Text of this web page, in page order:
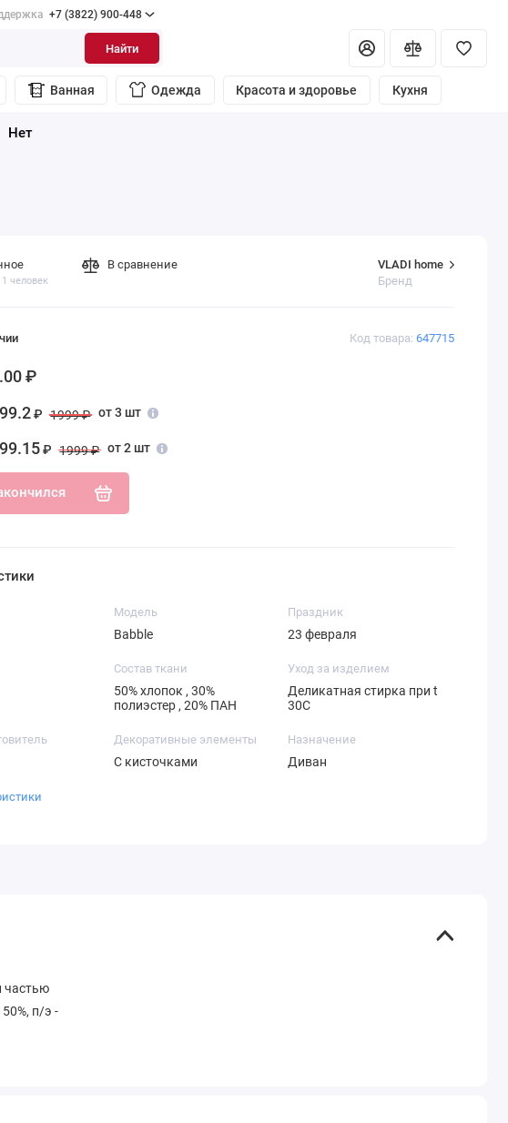
+7 (3822) 900-448
Найти
Ванная Одежда Красота и здоровье Кухня
Код товара: 647715
VLADI home
Бренд
.00 ₽
₽ 1999 ₽ от 3 шт
₽ 1999 ₽ от 2 шт
человек
В сравнение
Модель
Babble
Праздник
23 февраля
Состав ткани
50% хлопок , 30%
полиэстер , 20% ПАН
Уход за изделием
Деликатная стирка при t
30С
Декоративные элементы
С кисточками
Назначение
Диван
частью
п/э -